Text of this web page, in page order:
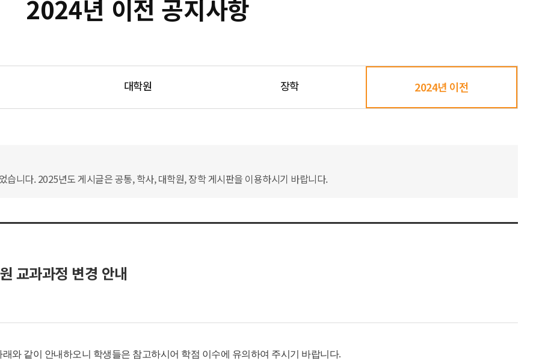
2024년 이전 공지사항
대학원 장학 2024년 이전
니다. 2025년도 게시글은 공통, 학사, 대학원, 장학 게시판을 이용하시기 바랍니다.
교과과정 변경 안내
와 같이 안내하오니 학생들은 참고하시어 학점 이수에 유의하여 주시기 바랍니다.